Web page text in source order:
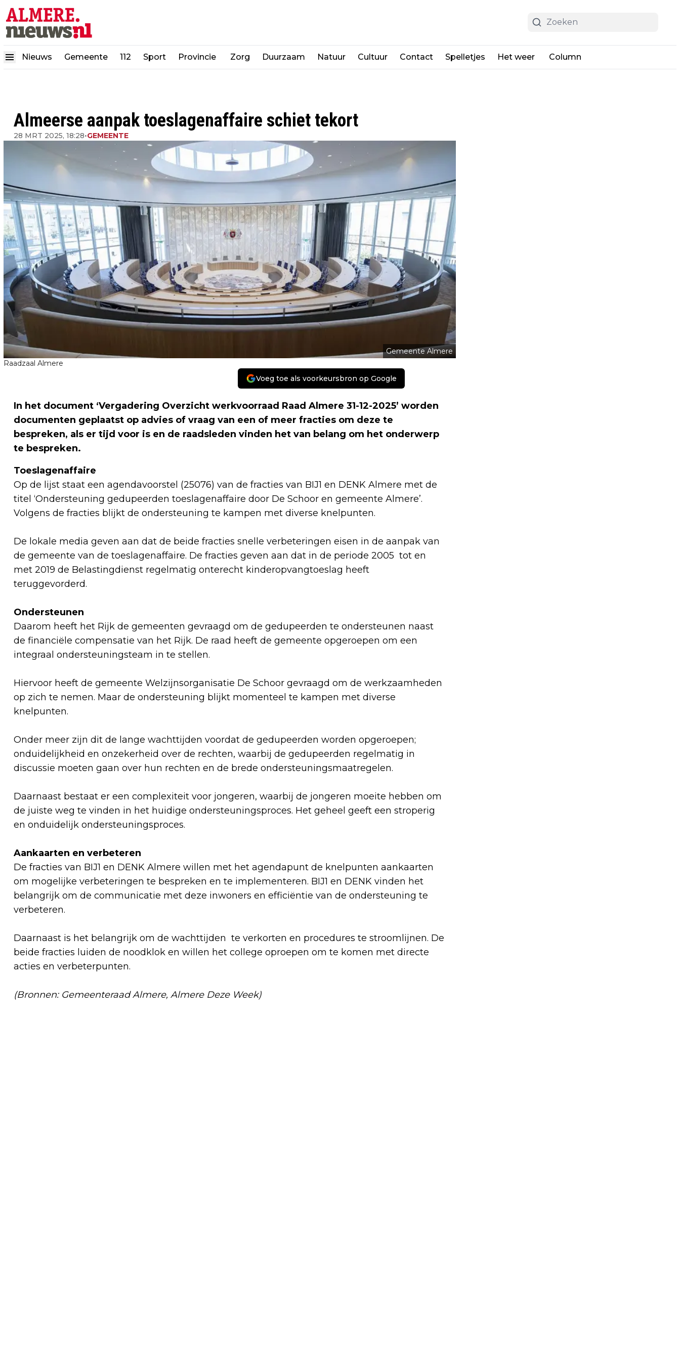
Nieuws Gemeente 112 Sport Provincie Zorg Duurzaam Natuur Cultuur Contact Spelletjes Het weer Column
Almeerse aanpak toeslagenaffaire schiet tekort
28 MRT 2025, 18:28•GEMEENTE
Gemeente Almere
Raadzaal Almere
Voeg toe als voorkeursbron op Google
In het document ‘Vergadering Overzicht werkvoorraad Raad Almere 31-12-2025’ worden
documenten geplaatst op advies of vraag van een of meer fracties om deze te
bespreken, als er tijd voor is en de raadsleden vinden het van belang om het onderwerp
te bespreken.
Toeslagenaffaire
Op de lijst staat een agendavoorstel (25076) van de fracties van BIJ1 en DENK Almere met de
titel ‘Ondersteuning gedupeerden toeslagenaffaire door De Schoor en gemeente Almere’.
Volgens de fracties blijkt de ondersteuning te kampen met diverse knelpunten.
De lokale media geven aan dat de beide fracties snelle verbeteringen eisen in de aanpak van
de gemeente van de toeslagenaffaire. De fracties geven aan dat in de periode 2005 tot en
met 2019 de Belastingdienst regelmatig onterecht kinderopvangtoeslag heeft
teruggevorderd.
Ondersteunen
Daarom heeft het Rijk de gemeenten gevraagd om de gedupeerden te ondersteunen naast
de financiële compensatie van het Rijk. De raad heeft de gemeente opgeroepen om een
integraal ondersteuningsteam in te stellen.
Hiervoor heeft de gemeente Welzijnsorganisatie De Schoor gevraagd om de werkzaamheden
op zich te nemen. Maar de ondersteuning blijkt momenteel te kampen met diverse
knelpunten.
Onder meer zijn dit de lange wachttijden voordat de gedupeerden worden opgeroepen;
onduidelijkheid en onzekerheid over de rechten, waarbij de gedupeerden regelmatig in
discussie moeten gaan over hun rechten en de brede ondersteuningsmaatregelen.
Daarnaast bestaat er een complexiteit voor jongeren, waarbij de jongeren moeite hebben om
de juiste weg te vinden in het huidige ondersteuningsproces. Het geheel geeft een stroperig
en onduidelijk ondersteuningsproces.
Aankaarten en verbeteren
De fracties van BIJ1 en DENK Almere willen met het agendapunt de knelpunten aankaarten
om mogelijke verbeteringen te bespreken en te implementeren. BIJ1 en DENK vinden het
belangrijk om de communicatie met deze inwoners en efficiëntie van de ondersteuning te
verbeteren.
Daarnaast is het belangrijk om de wachttijden te verkorten en procedures te stroomlijnen. De
beide fracties luiden de noodklok en willen het college oproepen om te komen met directe
acties en verbeterpunten.
(Bronnen: Gemeenteraad Almere, Almere Deze Week)